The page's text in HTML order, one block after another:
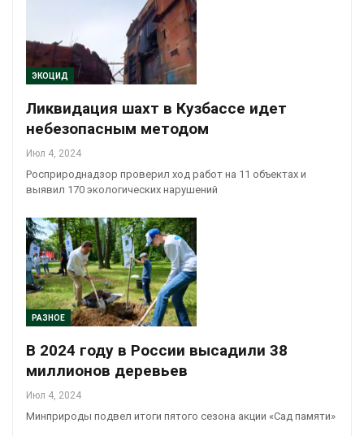
ЭКОЦИД
Ликвидация шахт в Кузбассе идет
небезопасным методом
Июл 4, 2024
Росприроднадзор проверил ход работ на 11 объектах и
выявил 170 экологических нарушений
РАЗНОЕ
В 2024 году в России высадили 38
миллионов деревьев
Июл 4, 2024
Минприроды подвел итоги пятого сезона акции «Сад памяти»